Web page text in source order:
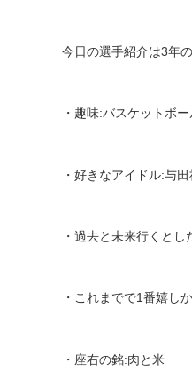
今日の選手紹介は3年
・趣味:バスケットボ
・好きなアイドル:与田
・過去と未来行くとし
・これまでで1番嬉し
・座右の銘:肉と米